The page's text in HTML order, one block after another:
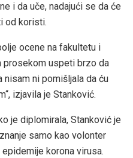
i da uče, nadajući se da će
od koristi.
ocene na fakultetu i
prosekom uspeti brzo da
ni pomišljala da ću
izjavila je Stanković.
je diplomirala, Stanković je
samo kao volonter
korona virusa.